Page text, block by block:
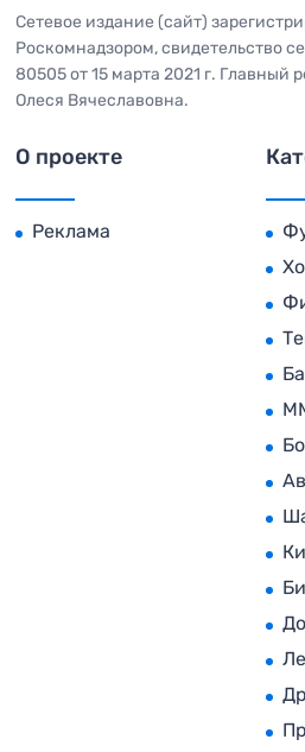
Сетевое издание (сайт)
Роскомнадзором, свидетельство
80505 от 15 марта 2021 г. Главный
Олеся Вячеславовна.
О проекте
Реклама